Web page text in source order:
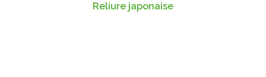
Reliure japonaise